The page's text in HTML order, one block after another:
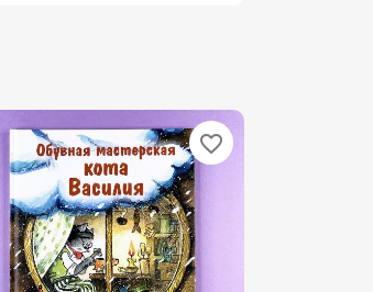
favorite_border